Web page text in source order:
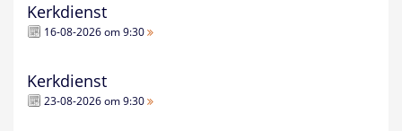
Kerkdienst
16-08-2026 om 9:30
Kerkdienst
23-08-2026 om 9:30